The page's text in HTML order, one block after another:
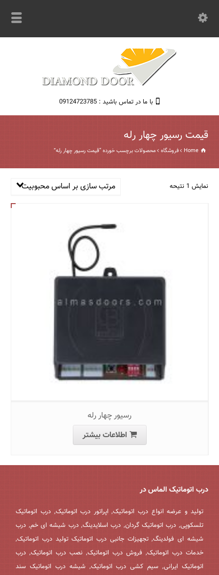
با ما در تماس باشید : 09124723785
قیمت رسیور چهار رله
Home فروشگاه محصولات برچسب خورده “قیمت رسیور چهار رله”
نمایش 1 نتیحه مرتب سازی بر اساس محبوبیت
رسیور چهار رله
اطلاعات بیشتر
درب اتوماتیک الماس در
تولید و عرضه انواع درب اتوماتیک, اپراتور درب اتوماتیک, درب اتوماتیک
تلسکوپی, درب اتوماتیک گردان, درب اسلایدینگ, درب شیشه ای خم, درب
شیشه ای فولدینگ, تجهیزات جانبی درب اتوماتیک تولید درب اتوماتیک,
خدمات درب اتوماتیک, فروش درب اتوماتیک, نصب درب اتوماتیک, درب
اتوماتیک ایرانی, سیم کشی درب اتوماتیک, شیشه درب اتوماتیک سند